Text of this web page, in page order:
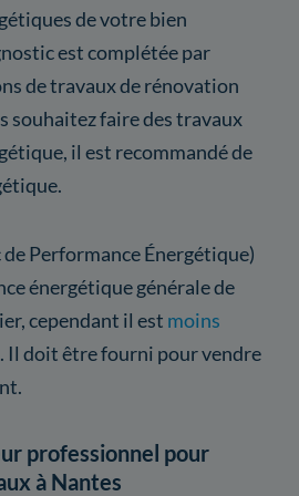
de votre bien
est complétée par
de travaux de rénovation
souhaitez faire des travaux
il est recommandé de
Performance Énergétique)
énergétique générale de
cependant il est moins
. Il doit être fourni pour vendre
professionnel pour
à Nantes